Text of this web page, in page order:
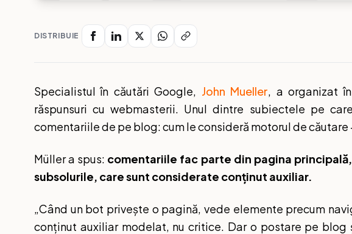
DISTRIBUIE
Specialistul în căutări Google, John Mueller , a organizat
răspunsuri cu webmasterii. Unul dintre subiectele pe
comentariile de pe blog: cum le consideră motorul de
Müller a spus: comentariile fac parte din pagina
subsolurile, care sunt considerate conținut auxiliar.
„Când un bot privește o pagină, vede elemente precum
conținut auxiliar modelat, nu critice. Dar o postare pe blog